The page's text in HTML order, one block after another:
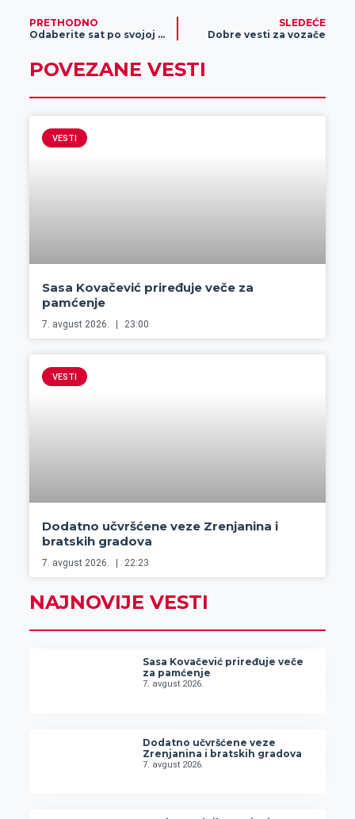
PRETHODNO
Odaberite sat po svojoj meri u Zlatari Ormai
SLEDEĆE
Dobre vesti za vozače
POVEZANE VESTI
VESTI
Sasa Kovačević priređuje veče za
pamćenje
7. avgust 2026. 23:00
VESTI
Dodatno učvršćene veze Zrenjanina i
bratskih gradova
7. avgust 2026. 22:23
NAJNOVIJE VESTI
Sasa Kovačević priređuje veče
za pamćenje
7. avgust 2026.
Dodatno učvršćene veze
Zrenjanina i bratskih gradova
7. avgust 2026.